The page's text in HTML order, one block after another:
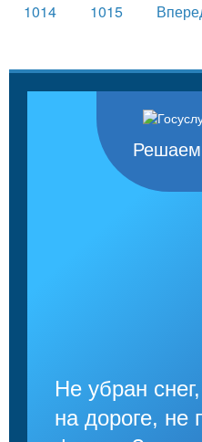
1014
1015
Не убран
на дороге, не